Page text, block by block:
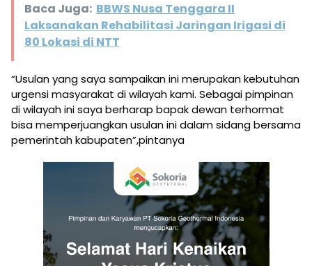
Baca Juga: BBWS Nusa Tenggara II
Laksanakan Rehabilitasi Jaringan Irigasi di
80 Lokasi di NTT
“Usulan yang saya sampaikan ini merupakan kebutuhan
urgensi masyarakat di wilayah kami. Sebagai pimpinan
di wilayah ini saya berharap bapak dewan terhormat
bisa memperjuangkan usulan ini dalam sidang bersama
pemerintah kabupaten”,pintanya